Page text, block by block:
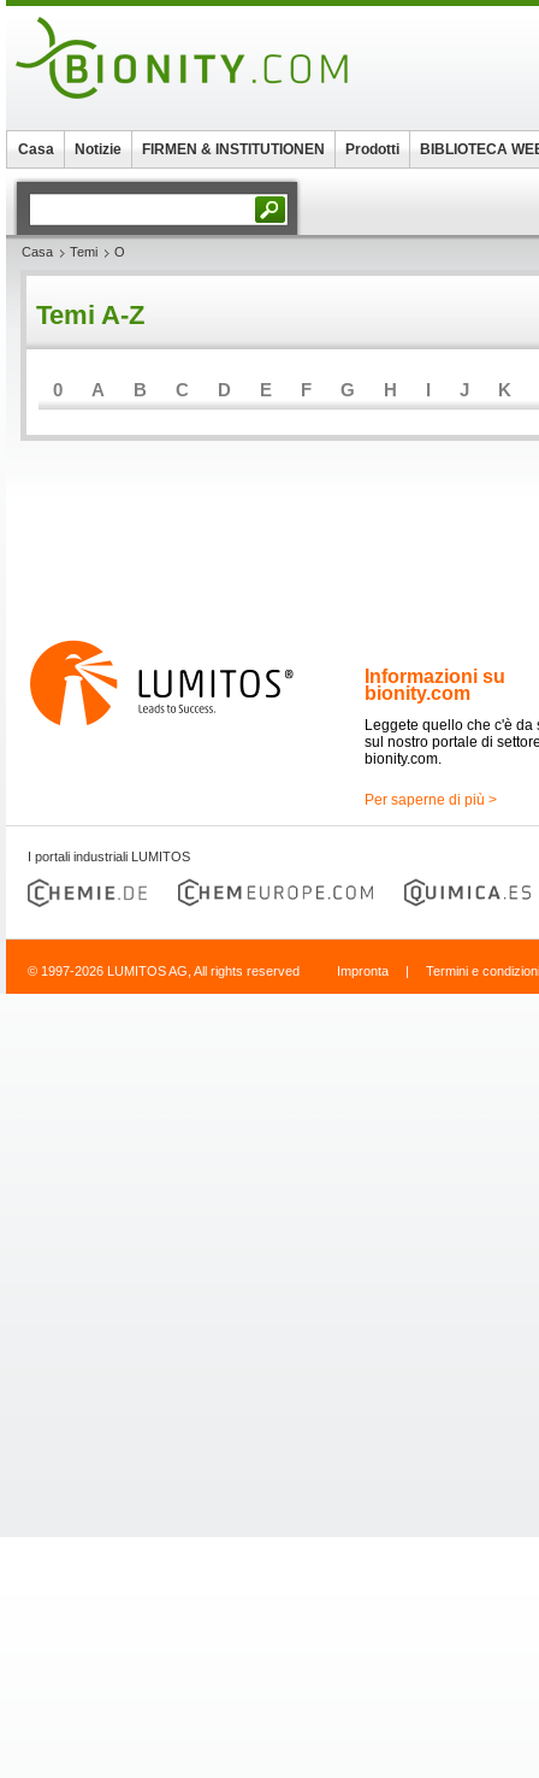
Casa Temi O
Temi A-Z
0 A B C D E F G H I J K
Informazioni su
bionity.com
Leggete quello che c'è da
sul nostro portale di
bionity.com.
Per saperne di più >
I portali industriali LUMITOS
© 1997-2026 LUMITOS AG, All rights reserved Impronta | Termini e condizioni
Casa Notizie FIRMEN & INSTITUTIONEN Prodotti BIBLIOTECA